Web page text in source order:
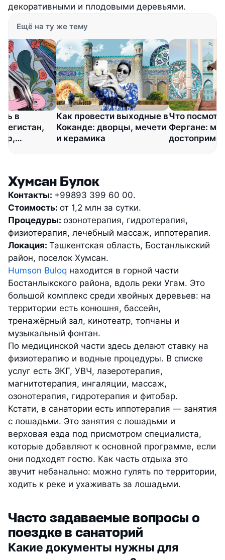
декоративными и плодовыми деревьями.
Ещё на ту же тему
в
Как провести выходные в
Коканде: дворцы, мечети
и керамика
Что
Фергане:
Хумсан Булок
Контакты: +99893 399 60 00.
Стоимость: от 1,2 млн за сутки.
Процедуры: озонотерапия, гидротерапия,
физиотерапия, лечебный массаж, иппотерапия.
Локация: Ташкентская область, Бостанлыкский
район, поселок Хумсан.
Humson Buloq находится в горной части
Бостанлыкского района, вдоль реки Угам. Это
большой комплекс среди хвойных деревьев: на
территории есть конюшня, бассейн,
тренажёрный зал, кинотеатр, топчаны и
музыкальный фонтан.
По медицинской части здесь делают ставку на
физиотерапию и водные процедуры. В списке
услуг есть ЭКГ, УВЧ, лазеротерапия,
магнитотерапия, ингаляции, массаж,
озонотерапия, гидротерапия и фитобар.
Кстати, в санатории есть иппотерапия — занятия
с лошадьми. Это занятия с лошадьми и
верховая езда под присмотром специалиста,
которые добавляют к основной программе, если
они подходят гостю. Как часть отдыха это
звучит небанально: можно гулять по территории,
ходить к реке и ухаживать за лошадьми.
Часто задаваемые вопросы о
поездке в санаторий
Какие документы нужны для